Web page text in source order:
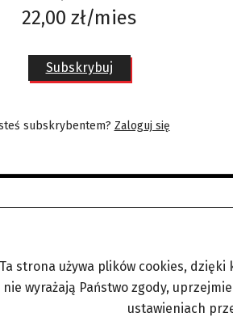
22,00 zł/mies
Subskrybuj
subskrybentem? Zaloguj się
Ta strona używa plików cookies, dzięki
nie wyrażają Państwo zgody,
ustawieniach